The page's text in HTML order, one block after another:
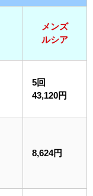
メンズ
ルシア
5回
43,120円
8,624円